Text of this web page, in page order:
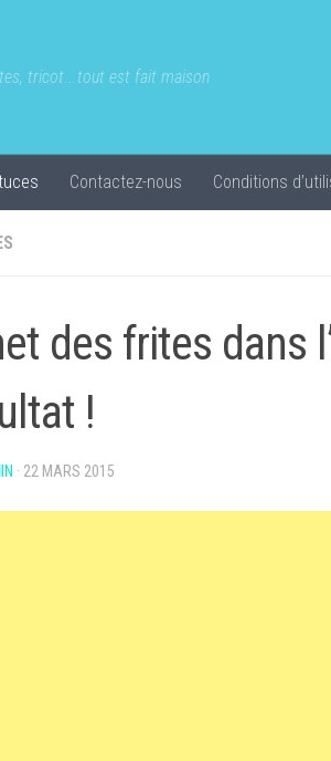
tricot...tout est fait maison
Contactez-nous Conditions
des frites dans
!
· 22 MARS 2015